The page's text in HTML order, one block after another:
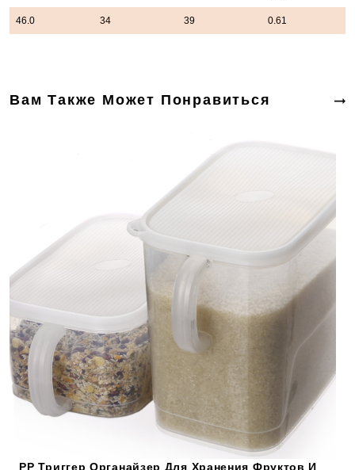
46.0 34 39 0.61
Вам Также Может Понравиться
PP Триггер Органайзер Для Хранения Фруктов И